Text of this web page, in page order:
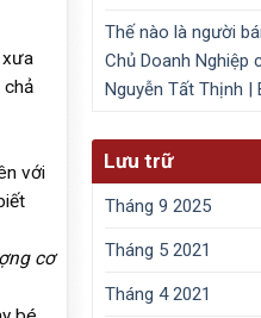
xưa
chả
với
cơ
Thế nào là người
Chủ Doanh Nghiệp
Nguyễn Tất Thịnh |
Lưu trữ
Tháng 9 2025
Tháng 5 2021
Tháng 4 2021